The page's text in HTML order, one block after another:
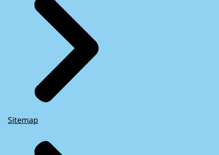
Sitemap